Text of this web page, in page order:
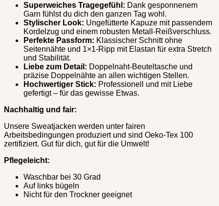
Superweiches Tragegefühl: Dank gesponnenem
Garn fühlst du dich den ganzen Tag wohl.
Stylischer Look: Ungefütterte Kapuze mit passendem
Kordelzug und einem robusten Metall-Reißverschluss.
Perfekte Passform: Klassischer Schnitt ohne
Seitennähte und 1×1-Ripp mit Elastan für extra Stretch
und Stabilität.
Liebe zum Detail: Doppelnaht-Beuteltasche und
präzise Doppelnähte an allen wichtigen Stellen.
Hochwertiger Stick: Professionell und mit Liebe
gefertigt – für das gewisse Etwas.
Nachhaltig und fair:
Unsere Sweatjacken werden unter fairen
Arbeitsbedingungen produziert und sind Oeko-Tex 100
zertifiziert. Gut für dich, gut für die Umwelt!
Pflegeleicht:
Waschbar bei 30 Grad
Auf links bügeln
Nicht für den Trockner geeignet